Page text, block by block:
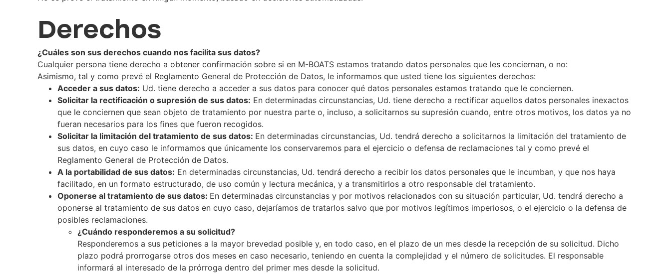
Derechos
¿Cuáles son sus derechos cuando nos facilita sus datos?
Cualquier persona tiene derecho a obtener confirmación sobre si en M-BOATS estamos tratando datos personales que les conciernan, o no:
Asimismo, tal y como prevé el Reglamento General de Protección de Datos, le informamos que usted tiene los siguientes derechos:
Acceder a sus datos: Ud. tiene derecho a acceder a sus datos para conocer qué datos personales estamos tratando que le conciernen.
Solicitar la rectificación o supresión de sus datos: En determinadas circunstancias, Ud. tiene derecho a rectificar aquellos datos personales inexactos
que le conciernen que sean objeto de tratamiento por nuestra parte o, incluso, a solicitarnos su supresión cuando, entre otros motivos, los datos ya no
fueran necesarios para los fines que fueron recogidos.
Solicitar la limitación del tratamiento de sus datos: En determinadas circunstancias, Ud. tendrá derecho a solicitarnos la limitación del tratamiento de
sus datos, en cuyo caso le informamos que únicamente los conservaremos para el ejercicio o defensa de reclamaciones tal y como prevé el
Reglamento General de Protección de Datos.
A la portabilidad de sus datos: En determinadas circunstancias, Ud. tendrá derecho a recibir los datos personales que le incumban, y que nos haya
facilitado, en un formato estructurado, de uso común y lectura mecánica, y a transmitirlos a otro responsable del tratamiento.
Oponerse al tratamiento de sus datos: En determinadas circunstancias y por motivos relacionados con su situación particular, Ud. tendrá derecho a
oponerse al tratamiento de sus datos en cuyo caso, dejaríamos de tratarlos salvo que por motivos legítimos imperiosos, o el ejercicio o la defensa de
posibles reclamaciones.
¿Cuándo responderemos a su solicitud?
Responderemos a sus peticiones a la mayor brevedad posible y, en todo caso, en el plazo de un mes desde la recepción de su solicitud. Dicho
plazo podrá prorrogarse otros dos meses en caso necesario, teniendo en cuenta la complejidad y el número de solicitudes. El responsable
informará al interesado de la prórroga dentro del primer mes desde la solicitud.